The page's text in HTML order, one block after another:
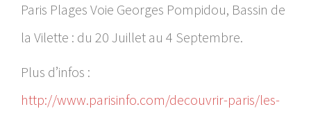
Paris Plages Voie Georges Pompidou, Bassin de
la Vilette : du 20 Juillet au 4 Septembre.
Plus d’infos :
http://www.parisinfo.com/decouvrir-paris/les-